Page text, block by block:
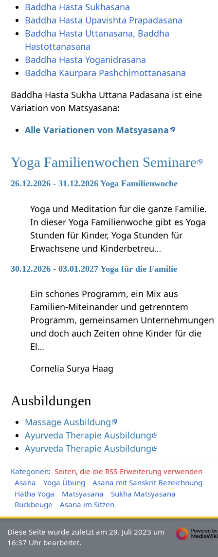
Baddha Hasta Sukhasana
Baddha Hasta Upavishta Prapadasana
Baddha Hasta Uttanasana, Baddha
Hastottanasana
Baddha Hasta Yoganidrasana
Baddha Kaurpara Pashchimottanasana
Baddha Hasta Sukha Uttana Padasana ist eine
Variation von Matsyasana:
Alle Variationen von Matsyasana
Yoga Familienwochen Seminare
26.12.2026 - 31.12.2026 Yoga Familienwoche
Yoga und Meditation für die ganze Familie.
In dieser Yoga Familienwoche gibt es Yoga
Stunden für Kinder, Yoga Stunden für
Erwachsene und Kinderbetreu…
30.12.2026 - 03.01.2027 Yoga für die Familie
Ein schönes Programm, ein Mix aus
Familien-Miteinander und getrenntem
Programm, gemeinsamen Unternehmungen
und doch auch Zeiten ohne Kinder für die
El…
Cornelia Surya Haag
Ausbildungen
Massage Ausbildung
Ayurveda Therapie Ausbildung
Ayurveda Therapie Ausbildung
Kategorien: Seiten, die die RSS-Erweiterung verwenden
Asana
Yoga Übung
Asana mit Sanskrit Bezeichnung
Hatha Yoga
Matsyasana
Sukha Matsyasana
Rückbeuge
Asana im Sitzen
Diese Seite wurde zuletzt am 29. Juli 2023 um
16:37 Uhr bearbeitet.